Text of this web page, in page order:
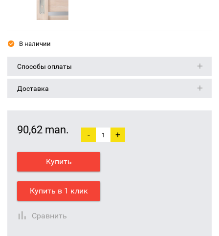
В наличии
Способы оплаты
Доставка
90,62 man. - +
Купить
Купить в 1 клик
Сравнить